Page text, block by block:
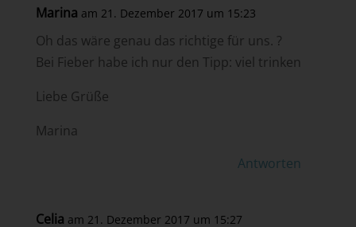
Marina am 21. Dezember 2017 um 15:23
Oh das wäre genau das richtige für uns. ?
Bei Fieber habe ich nur den Tipp: viel trinken
Liebe Grüße
Marina
Antworten
Celia am 21. Dezember 2017 um 15:27